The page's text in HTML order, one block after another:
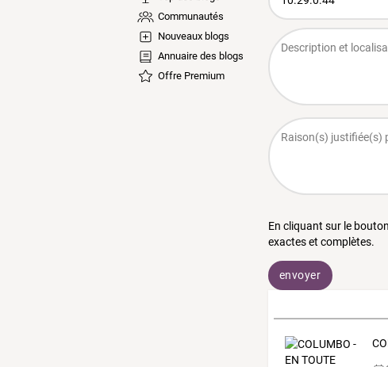
Communautés
Nouveaux blogs
Annuaire des blogs
Offre Premium
En cliquant sur le
exactes et complètes.
envoyer